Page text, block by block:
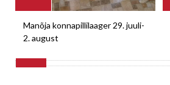
Manõja konnapillilaager 29. juuli-
2. august